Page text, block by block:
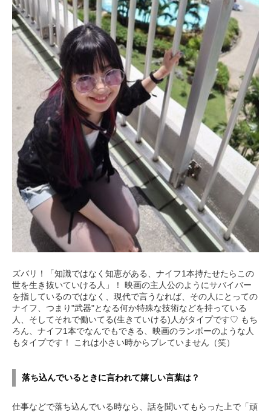
ズバリ！「知識ではなく知恵がある、ナイフ1本持たせたらこの
世を生き抜いていける人」！ 映画の主人公のようにサバイバー
を指しているのではなく、現代で言うなれば、その人にとっての
ナイフ、つまり"武器"となる何か特殊な技術などを持っている
人、そしてそれで働いてる(生きていける)人がタイプです♡ もち
ろん、ナイフ1本でなんでもできる、映画のランボーのような人
もタイプです！ これは小さい時からブレていません（笑）
落ち込んでいるときに言われて嬉しい言葉は？
仕事などで落ち込んでいる時なら、話を聞いてもらった上で「頑